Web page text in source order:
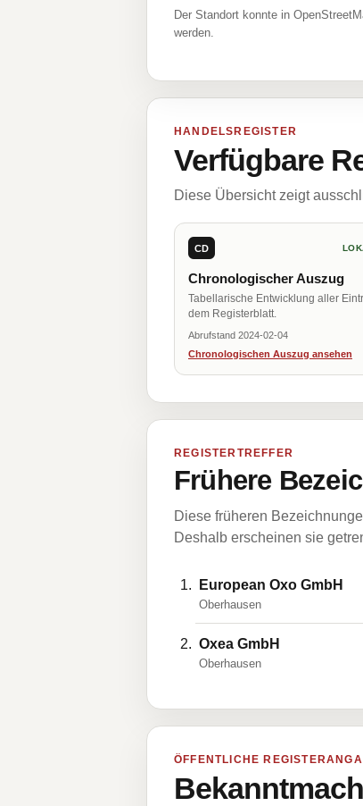
Der Standort konnte in
werden.
HANDELSREGISTER
Verfügbare
Diese Übersicht zeigt
CD
Chronologischer Auszug
Tabellarische Entwicklung aller
dem Registerblatt.
Abrufstand 2024-02-04
Chronologischen Auszug ansehen
REGISTERTREFFER
Frühere
Diese früheren
Deshalb erscheinen sie
European Oxo GmbH
Oberhausen
Oxea GmbH
Oberhausen
ÖFFENTLICHE